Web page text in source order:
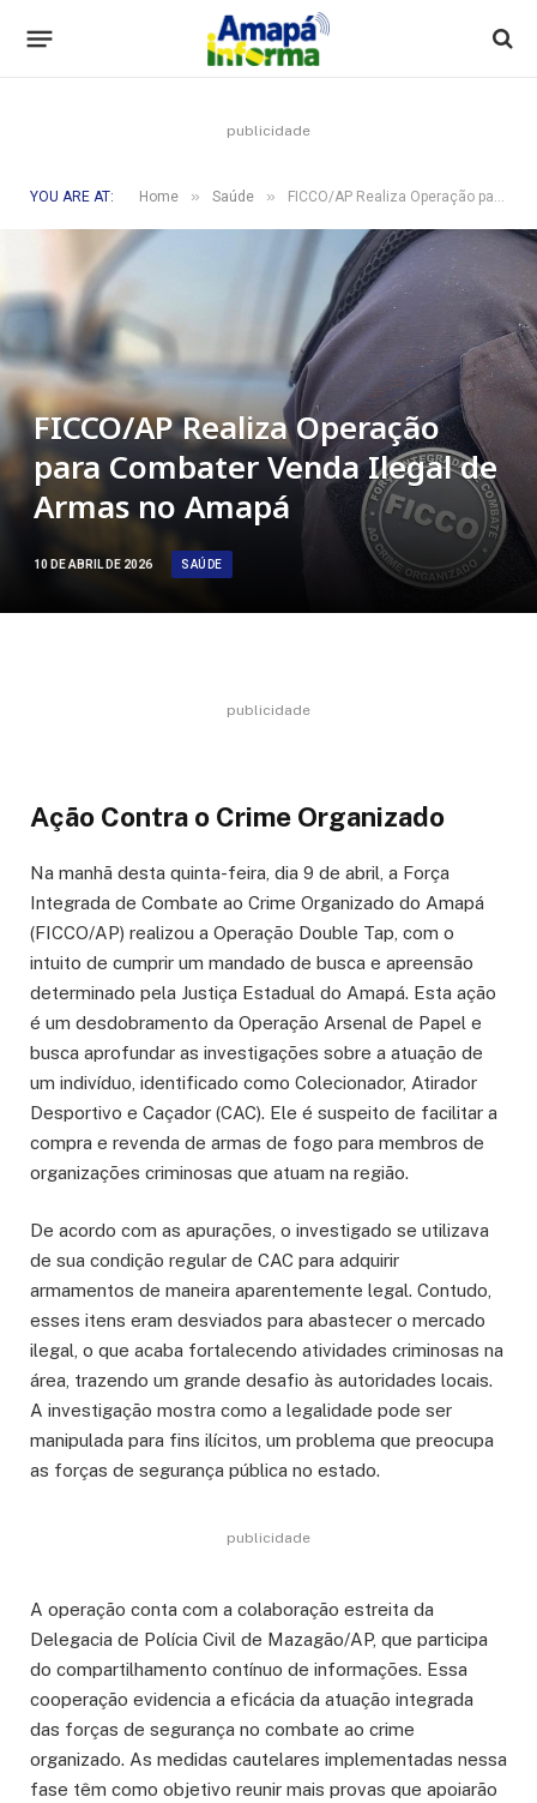
publicidade
YOU ARE AT: Home » Saúde » FICCO/AP Realiza Operação para Combater Venda Ilegal de Armas no Amapá
FICCO/AP Realiza Operação
para Combater Venda Ilegal de
Armas no Amapá
10 DE ABRIL DE 2026 SAÚDE
publicidade
Ação Contra o Crime Organizado
Na manhã desta quinta-feira, dia 9 de abril, a Força
Integrada de Combate ao Crime Organizado do Amapá
(FICCO/AP) realizou a Operação Double Tap, com o
intuito de cumprir um mandado de busca e apreensão
determinado pela Justiça Estadual do Amapá. Esta ação
é um desdobramento da Operação Arsenal de Papel e
busca aprofundar as investigações sobre a atuação de
um indivíduo, identificado como Colecionador, Atirador
Desportivo e Caçador (CAC). Ele é suspeito de facilitar a
compra e revenda de armas de fogo para membros de
organizações criminosas que atuam na região.
De acordo com as apurações, o investigado se utilizava
de sua condição regular de CAC para adquirir
armamentos de maneira aparentemente legal. Contudo,
esses itens eram desviados para abastecer o mercado
ilegal, o que acaba fortalecendo atividades criminosas na
área, trazendo um grande desafio às autoridades locais.
A investigação mostra como a legalidade pode ser
manipulada para fins ilícitos, um problema que preocupa
as forças de segurança pública no estado.
publicidade
A operação conta com a colaboração estreita da
Delegacia de Polícia Civil de Mazagão/AP, que participa
do compartilhamento contínuo de informações. Essa
cooperação evidencia a eficácia da atuação integrada
das forças de segurança no combate ao crime
organizado. As medidas cautelares implementadas nessa
fase têm como objetivo reunir mais provas que apoiarão